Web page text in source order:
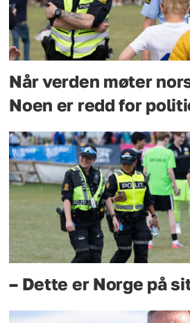
Når verden møter
Noen er redd for
– Dette er Norge på